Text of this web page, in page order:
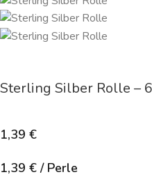
Sterling Silber Rolle –
1,39 €
1,39 € / Perle